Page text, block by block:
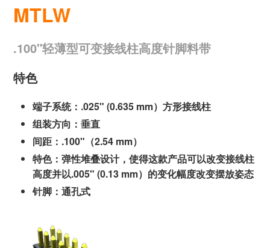
MTLW
.100"轻薄型可变接线柱高度针脚料带
特色
端子系统：.025" (0.635 mm）方形接线柱
组装方向：垂直
间距：.100"（2.54 mm）
特色：弹性堆叠设计，使得这款产品可以改变接线柱
高度并以.005" (0.13 mm）的变化幅度改变摆放姿态
针脚：通孔式